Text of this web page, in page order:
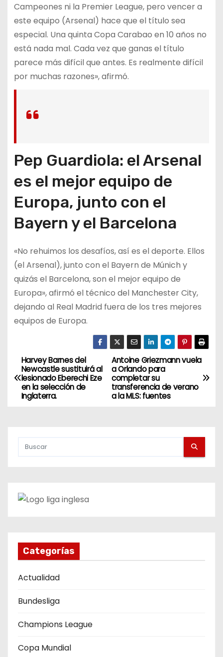
Campeones ni la Premier League, pero vencer a
este equipo (Arsenal) hace que el título sea
especial. Una quinta Copa Carabao en 10 años no
está nada mal. Cada vez que ganas el título
parece más difícil que antes. Es realmente difícil
por muchas razones», afirmó.
Pep Guardiola: el Arsenal
es el mejor equipo de
Europa, junto con el
Bayern y el Barcelona
«No rehuimos los desafíos, así es el deporte. Ellos
(el Arsenal), junto con el Bayern de Múnich y
quizás el Barcelona, ​​son el mejor equipo de
Europa», afirmó el técnico del Manchester City,
dejando al Real Madrid fuera de los tres mejores
equipos de Europa.
N
a
c
d
e
e
Antoine Griezmann vuela
a Orlando para
completar su
transferencia de verano
a la MLS: fuentes
Harvey Barnes del
Newcastle sustituirá al
lesionado Eberechi Eze
en la selección de
Inglaterra.
Categorías
Actualidad
Bundesliga
Champions League
Copa Mundial